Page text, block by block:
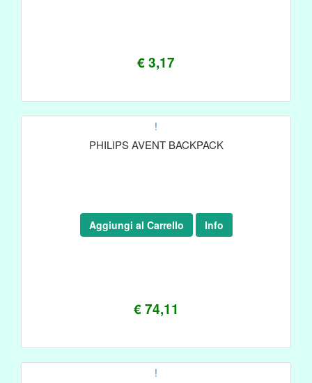
€ 3,17
!
PHILIPS AVENT BACKPACK
€ 74,11
Aggiungi al Carrello Info
!